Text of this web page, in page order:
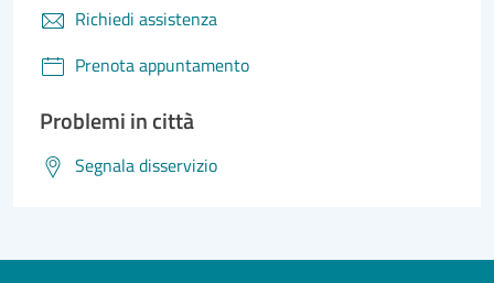
Richiedi assistenza
Prenota appuntamento
Problemi in città
Segnala disservizio